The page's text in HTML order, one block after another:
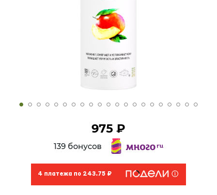
975 ₽
139 бонусов
4 платежа по 243.75 ₽